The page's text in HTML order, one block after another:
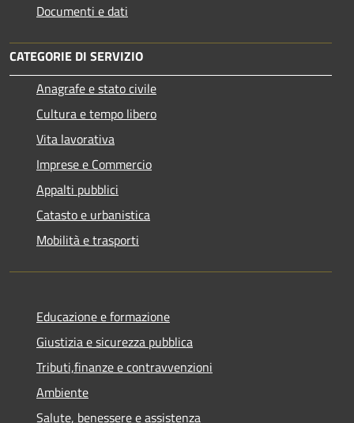
Documenti e dati
CATEGORIE DI SERVIZIO
Anagrafe e stato civile
Cultura e tempo libero
Vita lavorativa
Imprese e Commercio
Appalti pubblici
Catasto e urbanistica
Mobilità e trasporti
Educazione e formazione
Giustizia e sicurezza pubblica
Tributi,finanze e contravvenzioni
Ambiente
Salute, benessere e assistenza